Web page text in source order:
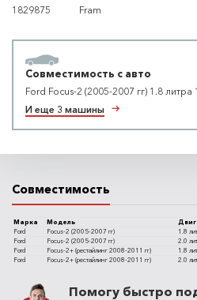
1829875
Fram
Совместимость с авто
Ford Focus-2 (2005-2007 гг) 1.8 литра
И еще 3 машины
Совместимость
Марка Модель
Ford
Focus-2 (2005-2007 гг) 1.8
Ford
Focus-2 (2005-2007 гг) 2.0
Ford
Focus-2+ (рестайлинг 2008-2011 гг) 1.8
Ford
Focus-2+ (рестайлинг 2008-2011 гг) 2.0
Помогу быстро